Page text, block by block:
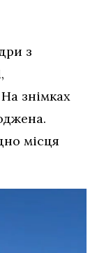
з
знімках
місця